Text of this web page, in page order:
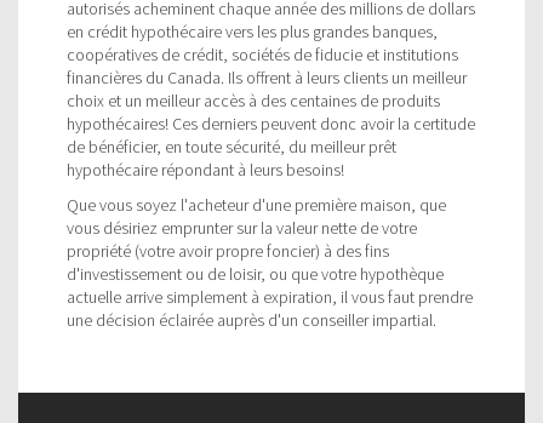
autorisés acheminent chaque année des millions de dollars
en crédit hypothécaire vers les plus grandes banques,
coopératives de crédit, sociétés de fiducie et institutions
financières du Canada. Ils offrent à leurs clients un meilleur
choix et un meilleur accès à des centaines de produits
hypothécaires! Ces derniers peuvent donc avoir la certitude
de bénéficier, en toute sécurité, du meilleur prêt
hypothécaire répondant à leurs besoins!
Que vous soyez l'acheteur d'une première maison, que
vous désiriez emprunter sur la valeur nette de votre
propriété (votre avoir propre foncier) à des fins
d'investissement ou de loisir, ou que votre hypothèque
actuelle arrive simplement à expiration, il vous faut prendre
une décision éclairée auprès d'un conseiller impartial.